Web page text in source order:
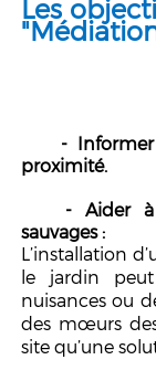
Les
-
proximité.
-Aider
sauvages :
L’installation
le jardin
nuisances ou
des mœurs
site qu’une